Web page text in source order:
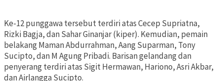
Ke-12 punggawa tersebut terdiri atas Cecep Supriatna,
Rizki Bagja, dan Sahar Ginanjar (kiper). Kemudian, pemain
belakang Maman Abdurrahman, Aang Suparman, Tony
Sucipto, dan M Agung Pribadi. Barisan gelandang dan
penyerang terdiri atas Sigit Hermawan, Hariono, Asri Akbar,
dan Airlangga Sucipto.